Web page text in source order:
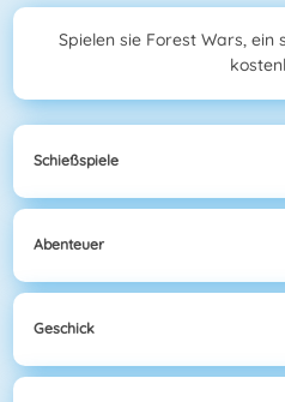
Spielen sie Forest Wars, ein
Schießspiele
Abenteuer
Geschick